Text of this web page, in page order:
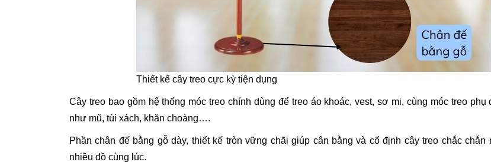
Thiết kế cây treo cực kỳ tiện dụng
Cây treo bao gồm hệ thống móc treo chính dùng để treo áo khoác, vest, sơ mi, cùng móc treo phụ
như mũ, túi xách, khăn choàng….
Phần chân đế bằng gỗ dày, thiết kế tròn vững chãi giúp cân bằng và cố định cây treo chắc chắn
nhiều đồ cùng lúc.